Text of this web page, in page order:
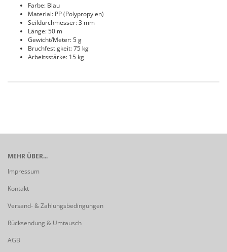
Farbe: Blau
Material: PP (Polypropylen)
Seildurchmesser: 3 mm
Länge: 50 m
Gewicht/Meter: 5 g
Bruchfestigkeit: 75 kg
Arbeitsstärke: 15 kg
MEHR ÜBER...
Impressum
Kontakt
Versand- & Zahlungsbedingungen
Rücksendung & Umtausch
AGB